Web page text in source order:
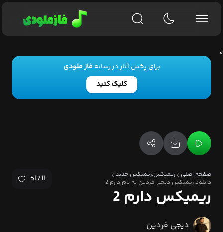
برای پخش آثار در رسانهفاز ملودی
کلیک کنید
صفحه اصلی
ریمیکس,ریمیکس جدید
دانلود ریمیکس دیجی فردین به نام دارم 2
51711
ریمیکس دارم 2
دیجی فردین
>